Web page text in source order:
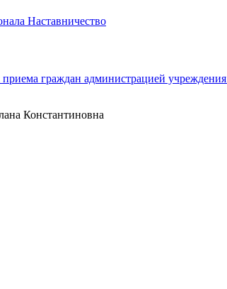
Наставничество
граждан администрацией учреждения
Константиновна